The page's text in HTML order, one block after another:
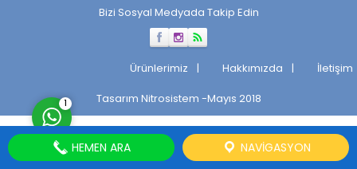
Bizi Sosyal Medyada Takip Edin
Ürünlerimiz Hakkımızda
İletişim
Tasarım Nitrosistem -Mayıs 2018
Cevap Yaz
1
HEMEN ARA NAVIGASYON